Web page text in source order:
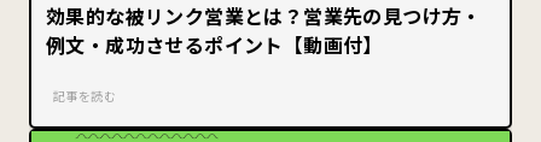
効果的な被リンク営業とは？営業先の見つけ方・
例文・成功させるポイント【動画付】
記事を読む